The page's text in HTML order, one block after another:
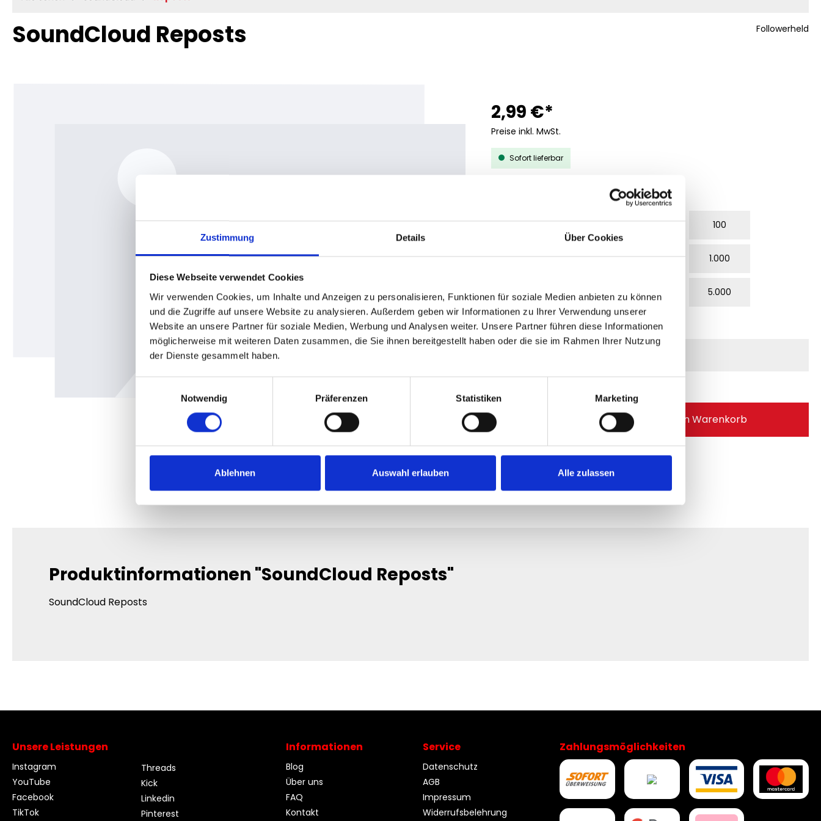
Zustimmung Details Über Cookies
Diese Webseite verwendet Cookies
Wir verwenden Cookies, um Inhalte und Anzeigen zu personalisieren, Funktionen für soziale Medien anbieten zu können
und die Zugriffe auf unsere Website zu analysieren. Außerdem geben wir Informationen zu Ihrer Verwendung unserer
Website an unsere Partner für soziale Medien, Werbung und Analysen weiter. Unsere Partner führen diese Informationen
möglicherweise mit weiteren Daten zusammen, die Sie ihnen bereitgestellt haben oder die sie im Rahmen Ihrer Nutzung
der Dienste gesammelt haben.
Notwendig
Präferenzen Statistiken Marketing
Ablehnen Auswahl erlauben Alle zulassen
SoundCloud Reposts Followerheld
2,99 €*
Preise inkl. MwSt.
Sofort lieferbar
25 50 75 100
150 200 500 1.000
2.000 3.000 4.000 5.000
LINK
Das Feld ist ein Pflichtfeld.
Produkt Anzahl: Gib den gewünschten Wert
In den Warenkorb
Produktnummer:FH10059M.3
Produktinformationen "SoundCloud Reposts"
SoundCloud Reposts
Unsere Leistungen
Instagram
YouTube
Facebook
TikTok
Threads
Kick
Linkedin
Pinterest
Informationen
Blog
Über uns
FAQ
Kontakt
Service
Datenschutz
AGB
Impressum
Widerrufsbelehrung
Zahlungsmöglichkeiten